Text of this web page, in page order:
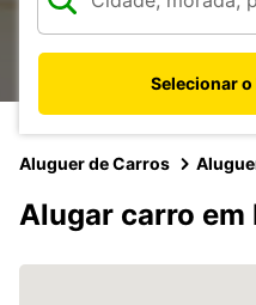
Selecionar
Aluguer de Carros
Alugar carro em